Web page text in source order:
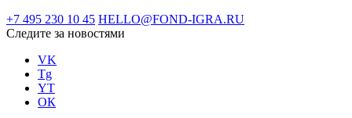
+7 495 230 10 45 HELLO@FOND-IGRA.RU
Следите за новостями
VK
Tg
YT
ОК